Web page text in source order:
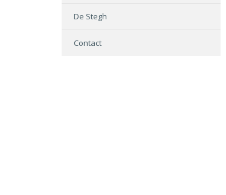
De Stegh
Contact